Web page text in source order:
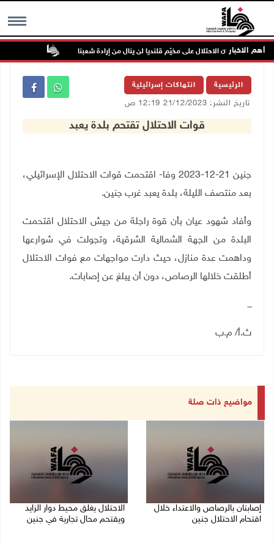
MENU أهم الاخبار
"فتح": عدوان الاحتلال على مخيّم قلنديا لن ينال من إرادة شعبنا
الرئيسية انتهاكات إسرائيلية
تاريخ النشر: 21/12/2023 12:19 ص
قوات الاحتلال تقتحم بلدة يعبد
جنين 21-12-2023 وفا- اقتحمت قوات الاحتلال الإسرائيلي،
بعد منتصف الليلة، بلدة يعبد غرب جنين.
وأفاد شهود عيان بأن قوة راجلة من جيش الاحتلال اقتحمت
البلدة من الجهة الشمالية الشرقية، وتجولت في شوارعها
وداهمت عدة منازل، حيث دارت مواجهات مع فوات الاحتلال
أطلقت خلالها الرصاص، دون أن يبلغ عن إصابات.
ـــ
ث.أ/ م.ب
مواضيع ذات صلة
إصابتان بالرصاص والاعتداء خلال
اقتحام الاحتلال جنين
الاحتلال يغلق محيط دوار الزايد
ويقتحم محال تجارية في جنين